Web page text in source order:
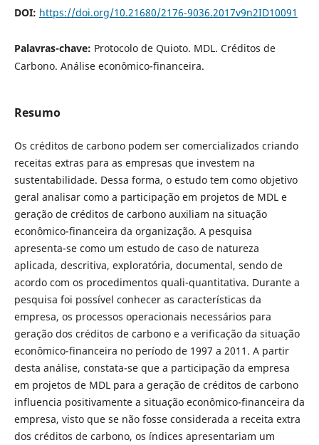
DOI: https://doi.org/10.21680/2176-9036.2017v9n2ID10091
Palavras-chave: Protocolo de Quioto. MDL. Créditos de
Carbono. Análise econômico-financeira.
Resumo
Os créditos de carbono podem ser comercializados criando
receitas extras para as empresas que investem na
sustentabilidade. Dessa forma, o estudo tem como objetivo
geral analisar como a participação em projetos de MDL e
geração de créditos de carbono auxiliam na situação
econômico-financeira da organização. A pesquisa
apresenta-se como um estudo de caso de natureza
aplicada, descritiva, exploratória, documental, sendo de
acordo com os procedimentos quali-quantitativa. Durante a
pesquisa foi possível conhecer as características da
empresa, os processos operacionais necessários para
geração dos créditos de carbono e a verificação da situação
econômico-financeira no período de 1997 a 2011. A partir
desta análise, constata-se que a participação da empresa
em projetos de MDL para a geração de créditos de carbono
influencia positivamente a situação econômico-financeira da
empresa, visto que se não fosse considerada a receita extra
dos créditos de carbono, os índices apresentariam um